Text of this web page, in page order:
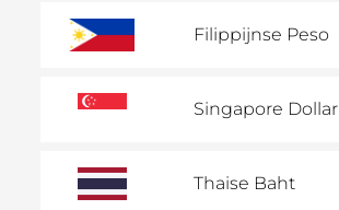
Filippijnse Peso
Singapore Dollar
Thaise Baht